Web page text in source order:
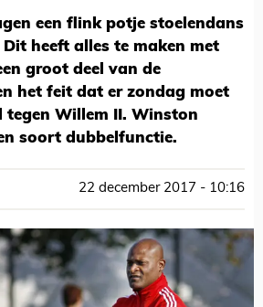
een flink potje stoelendans
heeft alles te maken met
groot deel van de
het feit dat er zondag moet
tegen Willem II. Winston
soort dubbelfunctie.
22 december 2017 - 10:16